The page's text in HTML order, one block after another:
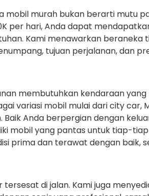
mobil murah bukan berarti mutu
per hari, Anda dapat
Kami menawarkan beraneka
tujuan perjalanan, dan
membutuhkan kendaraan yang
variasi mobil mulai dari city car,
Baik Anda berpergian dengan
mobil yang pantas untuk tiap-tiap
prima dan terawat dengan baik,
di jalan. Kami juga